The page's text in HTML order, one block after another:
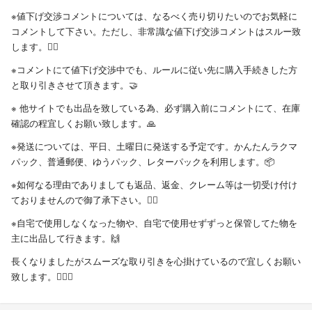
※値下げ交渉コメントについては、なるべく売り切りたいのでお気軽に
コメントして下さい。ただし、非常識な値下げ交渉コメントはスルー致
します。🙅‍♀️
※コメントにて値下げ交渉中でも、ルールに従い先に購入手続きした方
と取り引きさせて頂きます。🤝
※ 他サイトでも出品を致している為、必ず購入前にコメントにて、在庫
確認の程宜しくお願い致します。🙏
※発送については、平日、土曜日に発送する予定です。かんたんラクマ
パック、普通郵便、ゆうパック、レターパックを利用します。📦
※如何なる理由でありましても返品、返金、クレーム等は一切受け付け
ておりませんので御了承下さい。🙅‍♀️
※自宅で使用しなくなった物や、自宅で使用せずずっと保管してた物を
主に出品して行きます。🙌
長くなりましたがスムーズな取り引きを心掛けているので宜しくお願い
致します。🙇🏻‍♂️